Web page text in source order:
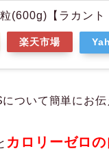
(600g)【ラカント
楽天市場
ついて簡単にお伝
カロリーゼロ